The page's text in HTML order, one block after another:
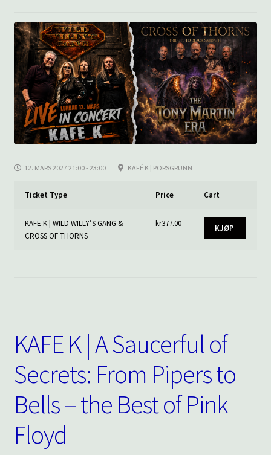
12. MARS 2027 21:00 - 23:00 KAFÉ K | PORSGRUNN
Ticket Type Price Cart
KAFE K | WILD WILLY’S GANG &
CROSS OF THORNS
kr377.00 KJØP
KAFE K | A Saucerful of
Secrets: From Pipers to
Bells – the Best of Pink
Floyd